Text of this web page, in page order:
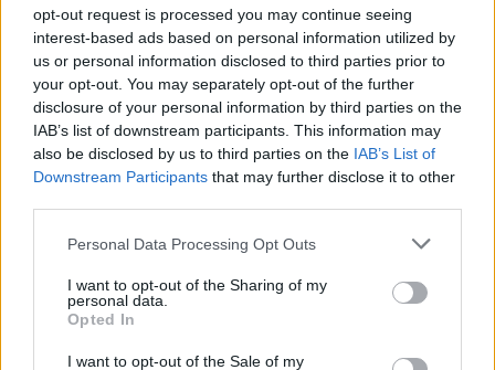
opt-out request is processed you may continue seeing
interest-based ads based on personal information utilized by
us or personal information disclosed to third parties prior to
your opt-out. You may separately opt-out of the further
disclosure of your personal information by third parties on the
IAB’s list of downstream participants. This information may
also be disclosed by us to third parties on the IAB’s List of
Downstream Participants that may further disclose it to other
Personal Data Processing Opt Outs
I want to opt-out of the Sharing of my
personal data.
Opted In
I want to opt-out of the Sale of my
FERÓ DALMA 19
Női magazinok és szerelmes rajongók
bálványai: a Tisza személyes
politikájának „forradalma”
szerepet játszik a női választók mozgósítása,
amihez a kommunikációs stílus, fókusz és
csatornák megválasztása is jelentős
célzott megszólításától elválaszthatatlan a